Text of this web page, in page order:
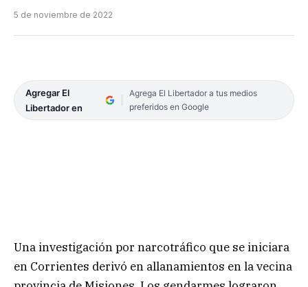
5 de noviembre de 2022
Agregar El
Libertador en
Agrega El Libertador a tus medios
preferidos en Google
Una investigación por narcotráfico que se iniciara
en Corrientes derivó en allanamientos en la vecina